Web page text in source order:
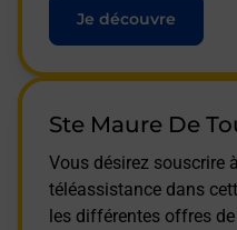
Je découvre
Ste Maure De
Vous désirez souscrire
téléassistance dans
les différentes offres